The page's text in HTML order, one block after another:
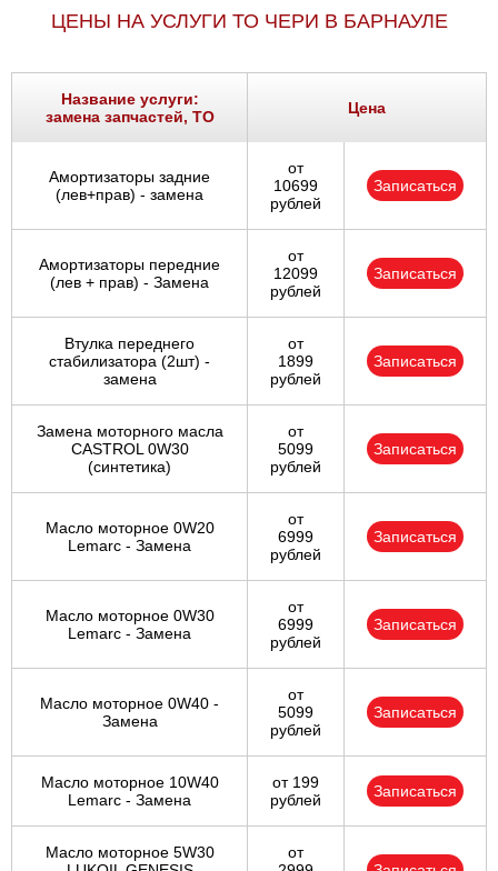
ЦЕНЫ НА УСЛУГИ ТО ЧЕРИ В БАРНАУЛЕ
Название услуги:
замена запчастей, ТО
Цена
Амортизаторы задние
(лев+прав) - замена
от
10699
рублей
Записаться
Амортизаторы передние
(лев + прав) - Замена
от
12099
рублей
Записаться
Втулка переднего
стабилизатора (2шт) -
замена
от
1899
рублей
Записаться
Замена моторного масла
CASTROL 0W30
(синтетика)
от
5099
рублей
Записаться
Масло моторное 0W20
Lemarc - Замена
от
6999
рублей
Записаться
Масло моторное 0W30
Lemarc - Замена
от
6999
рублей
Записаться
Масло моторное 0W40 -
Замена
от
5099
рублей
Записаться
Масло моторное 10W40
Lemarc - Замена
от 199
рублей
Записаться
Масло моторное 5W30
от